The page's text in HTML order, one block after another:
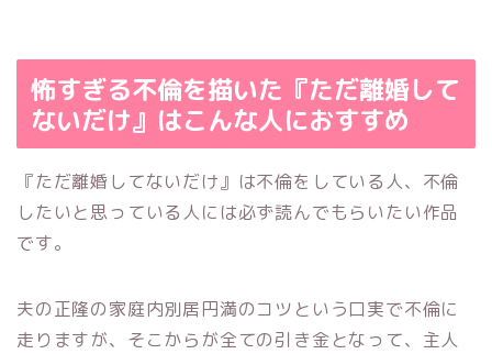
怖すぎる不倫を描いた『ただ離婚して
ないだけ』はこんな人におすすめ
『ただ離婚してないだけ』は不倫をしている人、不倫
したいと思っている人には必ず読んでもらいたい作品
です。
夫の正隆の家庭内別居円満のコツという口実で不倫に
走りますが、そこからが全ての引き金となって、主人